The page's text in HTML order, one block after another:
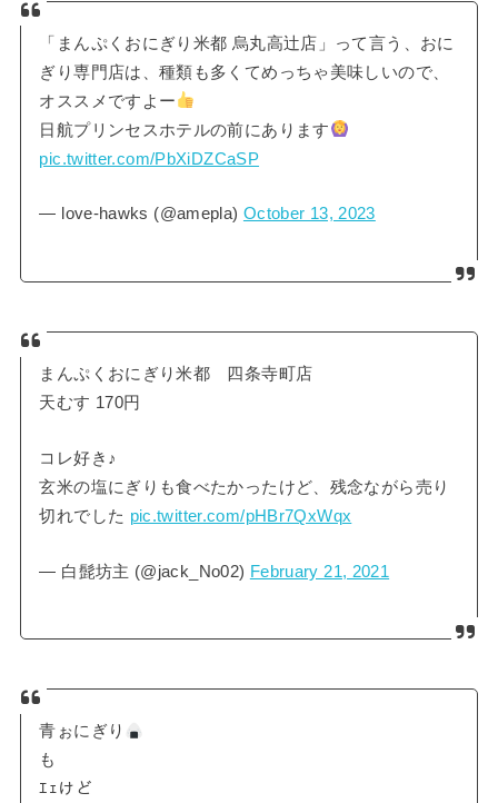
「まんぷくおにぎり米都 烏丸高辻店」って言う、おに
ぎり専門店は、種類も多くてめっちゃ美味しいので、
オススメですよー
日航プリンセスホテルの前にあります
pic.twitter.com/PbXiDZCaSP
— love-hawks (@amepla) October 13, 2023
まんぷくおにぎり米都 四条寺町店
天むす 170円
コレ好き♪
玄米の塩にぎりも食べたかったけど、残念ながら売り
切れでした pic.twitter.com/pHBr7QxWqx
— 白髭坊主 (@jack_No02) February 21, 2021
青ぉにぎり
も
ｴｪけど